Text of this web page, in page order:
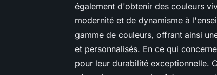
également d'obtenir des couleurs
modernité et de dynamisme à
gamme de couleurs, offrant ainsi
et personnalisés. En ce qui
pour leur durabilité exceptionnelle.